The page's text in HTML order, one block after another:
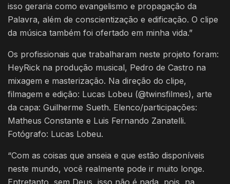
isso geraria como evangelismo e propagação da
Palavra, além de conscientização e edificação. O clipe
da música também foi ofertado em minha vida.”
Os profissionais que trabalharam neste projeto foram:
HeyRick na produção musical, Pedro de Castro na
mixagem e masterização. Na direção do clipe,
filmagem e edição: Lucas Lobeu (@twinsfilmes), arte
da capa: Guilherme Sueth. Elenco/participações:
Matheus Constante e Luis Fernando Zanatelli.
Fotógrafo: Lucas Lobeu.
“Com as coisas que anseia e que estão disponíveis
neste mundo, você realmente pode ir muito longe.
Entretanto, sem Deus, isso não é nada, pois, na